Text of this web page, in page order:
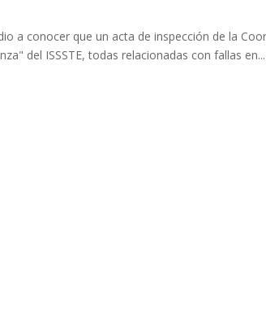
a conocer que un acta de inspección de la
del ISSSTE, todas relacionadas con fallas en...